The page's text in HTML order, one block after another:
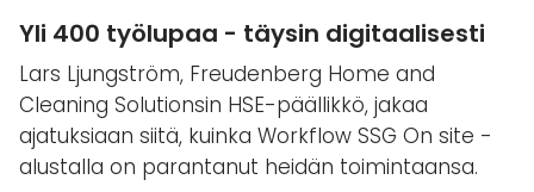
Yli 400 työlupaa - täysin digitaalisesti
Lars Ljungström, Freudenberg Home and
Cleaning Solutionsin HSE-päällikkö, jakaa
ajatuksiaan siitä, kuinka Workflow SSG On site -
alustalla on parantanut heidän toimintaansa.